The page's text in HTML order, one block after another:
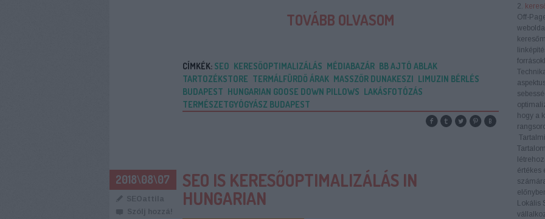
TOVÁBB OLVASOM
CÍMKÉK: SEO KERESŐOPTIMALIZÁLÁS MÉDIABAZÁR BB AJTÓ ABLAK
TARTOZÉKSTORE TERMÁLFÜRDŐ ÁRAK MASSZŐR DUNAKESZI LIMUZIN BÉRLÉS
BUDAPEST HUNGARIAN GOOSE DOWN PILLOWS LAKÁSFOTÓZÁS
TERMÉSZETGYÓGYÁSZ BUDAPEST
2018\08\07
SEOattila
Szólj hozzá!
SEO IS KERESŐOPTIMALIZÁLÁS IN
HUNGARIAN
2.
Off-
hogy a
értékes
Lokális